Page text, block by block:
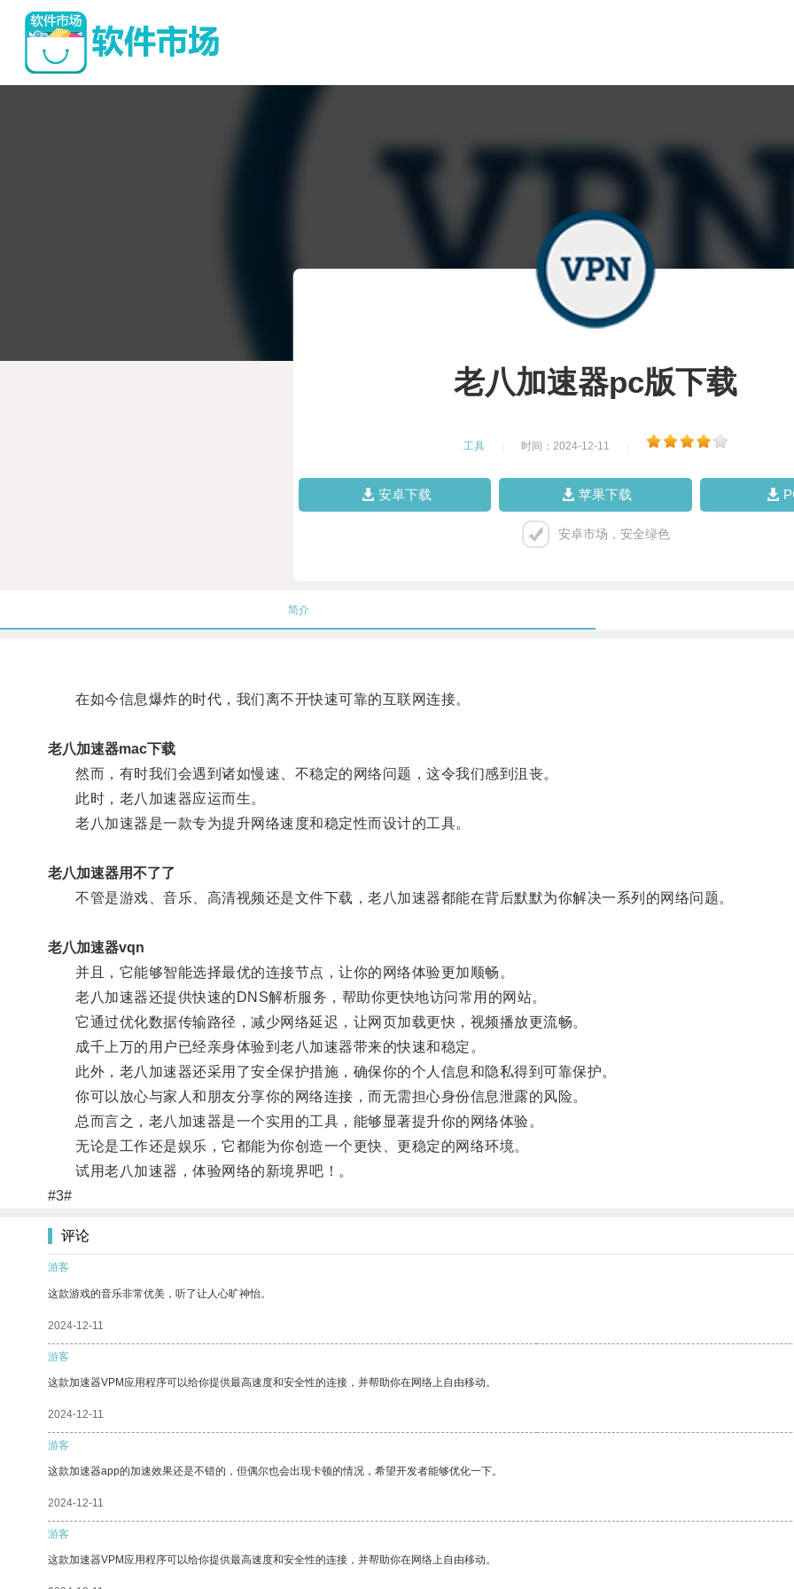
老八加速器pc版下载
工具 时间：2024-12-11
安卓下载 苹果下载
安卓市场，安全绿色
简介
在如今信息爆炸的时代，我们离不开快速可靠的互联网连接。
老八加速器mac下载
然而，有时我们会遇到诸如慢速、不稳定的网络问题，这令我们感到沮丧。
此时，老八加速器应运而生。
老八加速器是一款专为提升网络速度和稳定性而设计的工具。
老八加速器用不了了
不管是游戏、音乐、高清视频还是文件下载，老八加速器都能在背后默默为你解决一系列的网络问题。
老八加速器vqn
并且，它能够智能选择最优的连接节点，让你的网络体验更加顺畅。
老八加速器还提供快速的DNS解析服务，帮助你更快地访问常用的网站。
它通过优化数据传输路径，减少网络延迟，让网页加载更快，视频播放更流畅。
成千上万的用户已经亲身体验到老八加速器带来的快速和稳定。
此外，老八加速器还采用了安全保护措施，确保你的个人信息和隐私得到可靠保护。
你可以放心与家人和朋友分享你的网络连接，而无需担心身份信息泄露的风险。
总而言之，老八加速器是一个实用的工具，能够显著提升你的网络体验。
无论是工作还是娱乐，它都能为你创造一个更快、更稳定的网络环境。
试用老八加速器，体验网络的新境界吧！。
#3#
评论
游客
这款游戏的音乐非常优美，听了让人心旷神怡。
2024-12-11
游客
这款加速器VPM应用程序可以给你提供最高速度和安全性的连接，并帮助你在网络上自由移动。
2024-12-11
游客
这款加速器app的加速效果还是不错的，但偶尔也会出现卡顿的情况，希望开发者能够优化一下。
2024-12-11
游客
这款加速器VPM应用程序可以给你提供最高速度和安全性的连接，并帮助你在网络上自由移动。